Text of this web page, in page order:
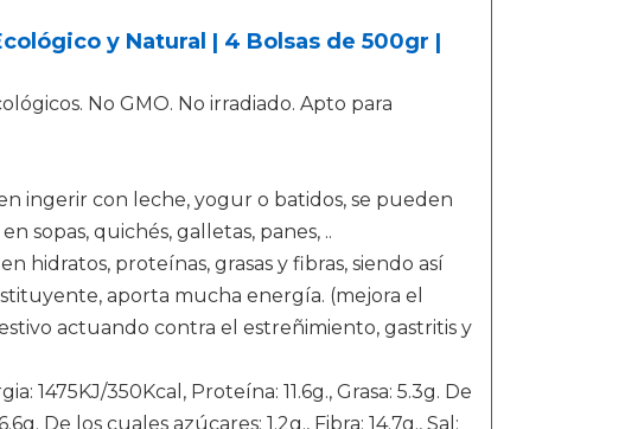
y Natural | 4 Bolsas de 500gr |
No GMO. No irradiado. Apto para
ingerir con leche, yogur o batidos, se pueden
sopas, quichés, galletas, panes, ..
hidratos, proteínas, grasas y fibras, siendo así
aporta mucha energía. (mejora el
actuando contra el estreñimiento, gastritis y
1475KJ/350Kcal, Proteína: 11.6g., Grasa: 5.3g. De
De los cuales azúcares: 1.2g., Fibra: 14.7g., Sal: